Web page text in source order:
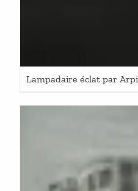
Lampadaire éclat par Arpi